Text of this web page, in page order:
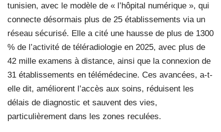
tunisien, avec le modèle de « l’hôpital numérique », qui
connecte désormais plus de 25 établissements via un
réseau sécurisé. Elle a cité une hausse de plus de 1300
% de l’activité de téléradiologie en 2025, avec plus de
42 mille examens à distance, ainsi que la connexion de
31 établissements en télémédecine. Ces avancées, a-t-
elle dit, améliorent l’accès aux soins, réduisent les
délais de diagnostic et sauvent des vies,
particulièrement dans les zones reculées.